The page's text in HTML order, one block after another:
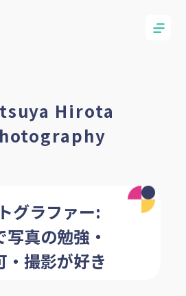
Hirota
グラファー:
写真の勉強・
・撮影が好き